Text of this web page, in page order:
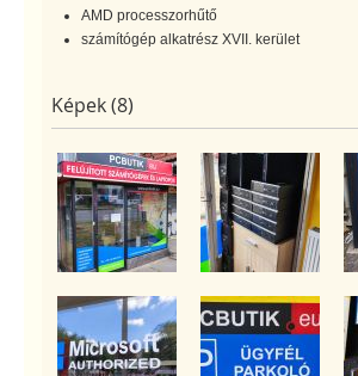
AMD processzorhűtő
számítógép alkatrész XVII. kerület
Képek (8)